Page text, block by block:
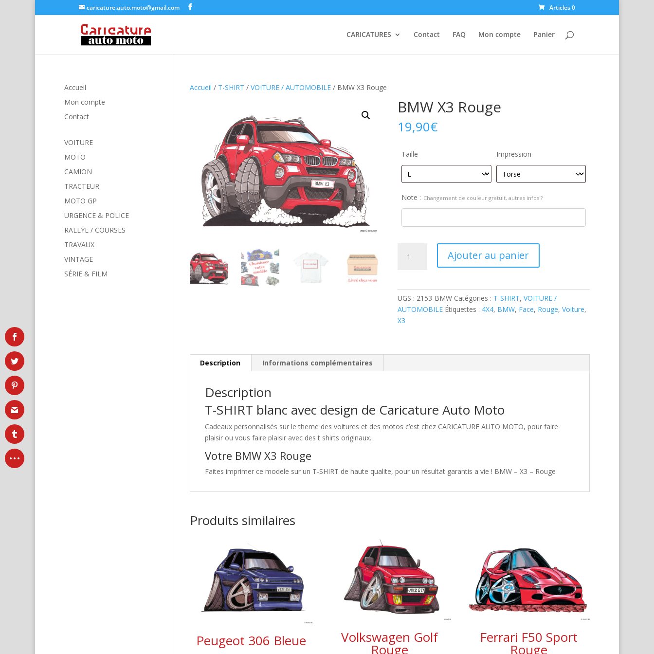
caricature.auto.moto@gmail.com Articles 0
CARICATURES Contact FAQ Mon compte Panier
Accueil / T-SHIRT / VOITURE / AUTOMOBILE/ BMW X3 Rouge
BMW X3 Rouge
19,90€
Taille Impression
Note : Changement de couleur gratuit, autres infos ?
Ajouter au panier
UGS : 2153-BMW Catégories : T-SHIRT,VOITURE /
AUTOMOBILE Étiquettes : 4X4, BMW, Face, Rouge,Voiture,
X3
Description Informations complémentaires
Description
T-SHIRT blanc avec design de Caricature Auto Moto
Cadeaux personnalisés sur le theme des voitures et des motos c’est chez CARICATURE AUTO MOTO, pour faire
plaisir ou vous faire plaisir avec des t shirts originaux.
Votre BMW X3 Rouge
Faites imprimer ce modele sur un T-SHIRT de haute qualite, pour un résultat garantis a vie ! BMW – X3 – Rouge
Produits similaires
Peugeot 306 Bleue Volkswagen Golf
Rouge
Ferrari F50 Sport
Rouge
Accueil
Mon compte
Contact
VOITURE
MOTO
CAMION
TRACTEUR
MOTO GP
URGENCE & POLICE
RALLYE / COURSES
TRAVAUX
VINTAGE
SÉRIE & FILM